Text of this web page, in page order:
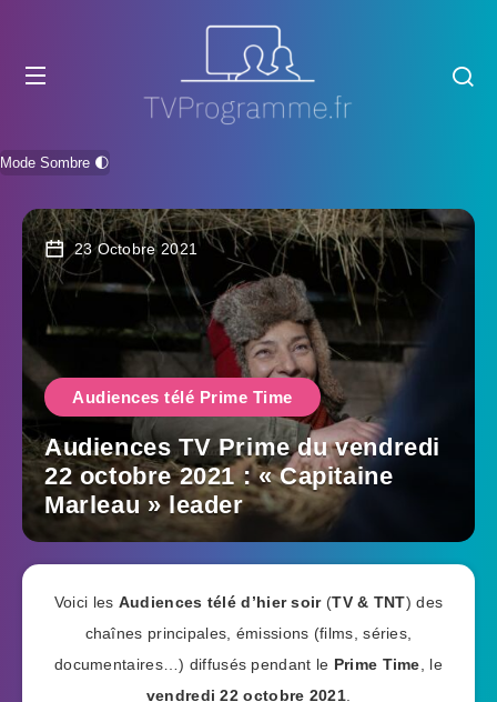
Mode Sombre 🌓
23 Octobre 2021
Audiences télé Prime Time
Audiences TV Prime du vendredi
22 octobre 2021 : « Capitaine
Marleau » leader
Voici les Audiences télé d’hier soir (TV & TNT) des
chaînes principales, émissions (films, séries,
documentaires…) diffusés pendant le Prime Time , le
vendredi 22 octobre 2021.